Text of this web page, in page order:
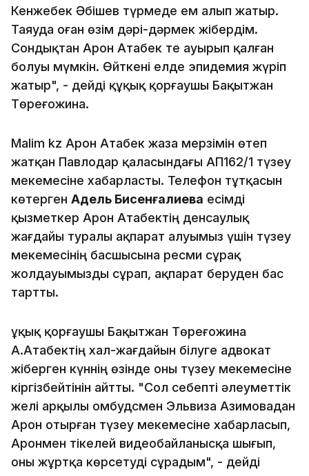
Кенжебек Әбішев түрмеде ем алып жатыр.
Таяуда оған өзім дәрі-дәрмек жібердім.
Сондықтан Арон Атабек те ауырып қалған
болуы мүмкін. Өйткені елде эпидемия жүріп
жатыр", - дейді құқық қорғаушы Бақытжан
Төреғожина.
Malim kz Арон Атабек жаза мерзімін өтеп
жатқан Павлодар қаласындағы АП162/1 түзеу
мекемесіне хабарласты. Телефон тұтқасын
көтерген Адель Бисенғалиева есімді
қызметкер Арон Атабектің денсаулық
жағдайы туралы ақпарат алуымыз үшін түзеу
мекемесінің басшысына ресми сұрақ
жолдауымызды сұрап, ақпарат беруден бас
тартты.
Құқық қорғаушы Бақытжан Төреғожина
А.Атабектің хал-жағдайын білуге адвокат
жіберген күннің өзінде оны түзеу мекемесіне
кіргізбейтінін айтты. "Сол себепті әлеуметтік
желі арқылы омбудсмен Эльвиза Азимовадан
Арон отырған түзеу мекемесіне хабарласып,
Аронмен тікелей видеобайланысқа шығып,
оны жұртқа көрсетуді сұрадым", - дейді